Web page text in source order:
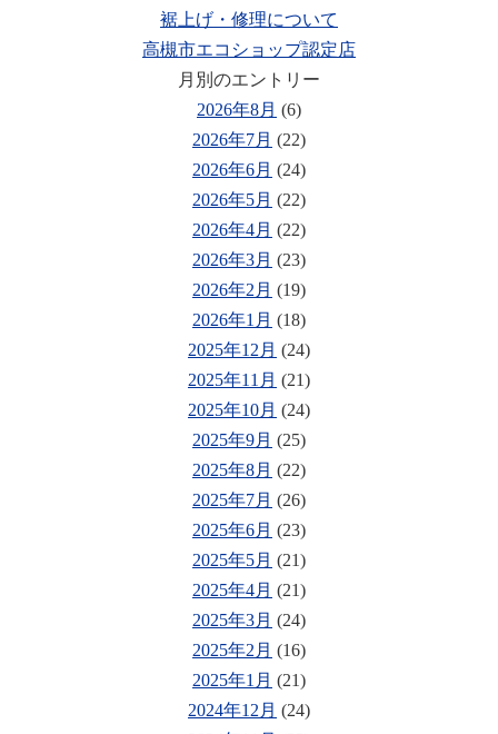
裾上げ・修理について
高槻市エコショップ認定店
月別のエントリー
2026年8月 (6)
2026年7月 (22)
2026年6月 (24)
2026年5月 (22)
2026年4月 (22)
2026年3月 (23)
2026年2月 (19)
2026年1月 (18)
2025年12月 (24)
2025年11月 (21)
2025年10月 (24)
2025年9月 (25)
2025年8月 (22)
2025年7月 (26)
2025年6月 (23)
2025年5月 (21)
2025年4月 (21)
2025年3月 (24)
2025年2月 (16)
2025年1月 (21)
2024年12月 (24)